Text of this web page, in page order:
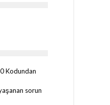
Kodundan
sorun